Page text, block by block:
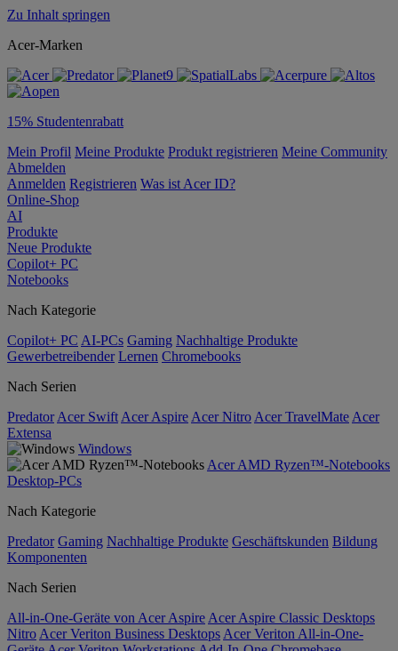
Zu Inhalt springen
Acer-Marken
15% Studentenrabatt
Mein Profil Meine Produkte Produkt registrieren Meine Community
Abmelden
Anmelden Registrieren Was ist Acer ID?
Online-Shop
AI
Produkte
Neue Produkte
Copilot+ PC
Notebooks
Nach Kategorie
Copilot+ PC AI-PCs Gaming Nachhaltige Produkte
Gewerbetreibender Lernen Chromebooks
Nach Serien
Predator Acer Swift Acer Aspire Acer Nitro Acer TravelMate Acer
Extensa
Windows
Acer AMD Ryzen™-Notebooks
Desktop-PCs
Nach Kategorie
Predator Gaming Nachhaltige Produkte Geschäftskunden Bildung
Komponenten
Nach Serien
All-in-One-Geräte von Acer Aspire Acer Aspire Classic Desktops
Nitro Acer Veriton Business Desktops Acer Veriton All-in-One-